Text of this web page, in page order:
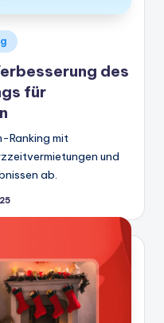
des
für
Ranking mit
und
ab.